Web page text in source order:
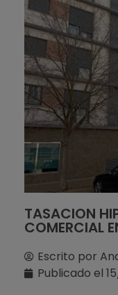
TASACION
COMERCIAL
Escrito por
Publicado el